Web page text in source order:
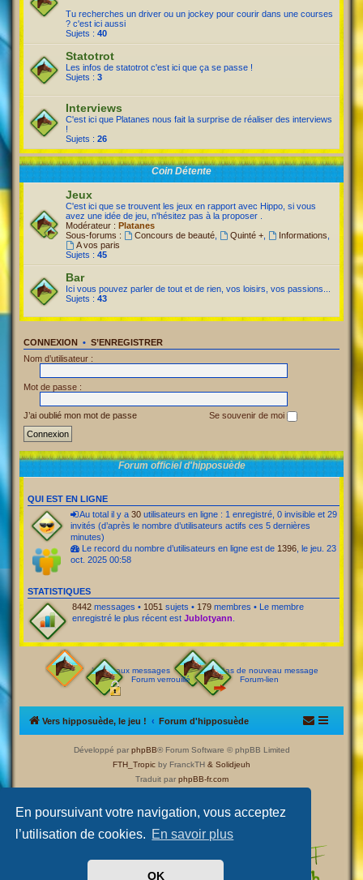
En poursuivant votre navigation, vous acceptez
l’utilisation de cookies. En savoir plus
OK
Tu recherches un driver ou un jockey pour courir dans une courses
? c'est ici aussi
Sujets : 40
Statotrot
Les infos de statotrot c'est ici que ça se passe !
Sujets : 3
Interviews
C'est ici que Platanes nous fait la surprise de réaliser des interviews
!
Sujets : 26
Coin Détente
Jeux
C'est ici que se trouvent les jeux en rapport avec Hippo, si vous
avez une idée de jeu, n'hésitez pas à la proposer .
Modérateur : Platanes
Sous-forums :
Concours de beauté, Quinté +, Informations
A vos paris
Sujets : 45
Bar
Ici vous pouvez parler de tout et de rien, vos loisirs, vos passions...
Sujets : 43
CONNEXION • S’ENREGISTRER
Nom d’utilisateur :
Mot de passe :
J’ai oublié mon mot de passe Se souvenir de moi
Forum officiel d'hipposuède
QUI EST EN LIGNE
Au total il y a 30 utilisateurs en ligne : 1 enregistré, 0 invisible et 29
invités (d’après le nombre d’utilisateurs actifs ces 5 dernières
minutes)
Le record du nombre d’utilisateurs en ligne est de 1396 , le jeu. 23
oct. 2025 00:58
STATISTIQUES
8442 messages • 1051 sujets • 179 membres • Le membre
enregistré le plus récent est Jublotyann
Nouveaux messages
Pas de nouveau message
Forum verrouillé
Forum-lien
Vers hipposuède, le jeu ! Forum d'hipposuède
Développé par phpBB® Forum Software © phpBB Limited
FTH_Tropic by FranckTH & Solidjeuh
Traduit par phpBB-fr.com